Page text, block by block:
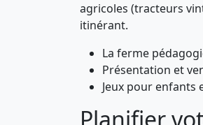
agricoles (tracteurs
itinérant.
La ferme
Présentation et
Jeux pour enfants